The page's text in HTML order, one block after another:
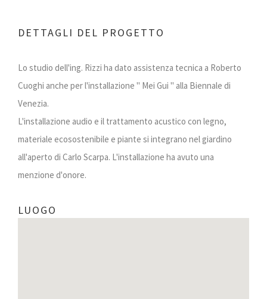
DETTAGLI DEL PROGETTO
Lo studio dell'ing. Rizzi ha dato assistenza tecnica a Roberto
Cuoghi anche per l'installazione " Mei Gui " alla Biennale di
Venezia.
L'installazione audio e il trattamento acustico con legno,
materiale ecosostenibile e piante si integrano nel giardino
all'aperto di Carlo Scarpa. L'installazione ha avuto una
menzione d'onore.
LUOGO